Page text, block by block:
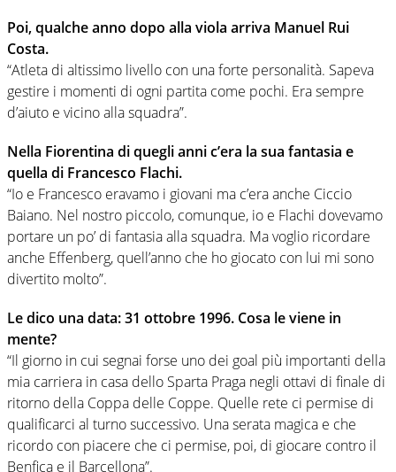
Poi, qualche anno dopo alla viola arriva Manuel Rui
Costa.
“Atleta di altissimo livello con una forte personalità. Sapeva
gestire i momenti di ogni partita come pochi. Era sempre
d’aiuto e vicino alla squadra”.
Nella Fiorentina di quegli anni c’era la sua fantasia e
quella di Francesco Flachi.
“Io e Francesco eravamo i giovani ma c’era anche Ciccio
Baiano. Nel nostro piccolo, comunque, io e Flachi dovevamo
portare un po’ di fantasia alla squadra. Ma voglio ricordare
anche Effenberg, quell’anno che ho giocato con lui mi sono
divertito molto”.
Le dico una data: 31 ottobre 1996. Cosa le viene in
mente?
“Il giorno in cui segnai forse uno dei goal più importanti della
mia carriera in casa dello Sparta Praga negli ottavi di finale di
ritorno della Coppa delle Coppe. Quelle rete ci permise di
qualificarci al turno successivo. Una serata magica e che
ricordo con piacere che ci permise, poi, di giocare contro il
Benfica e il Barcellona”.